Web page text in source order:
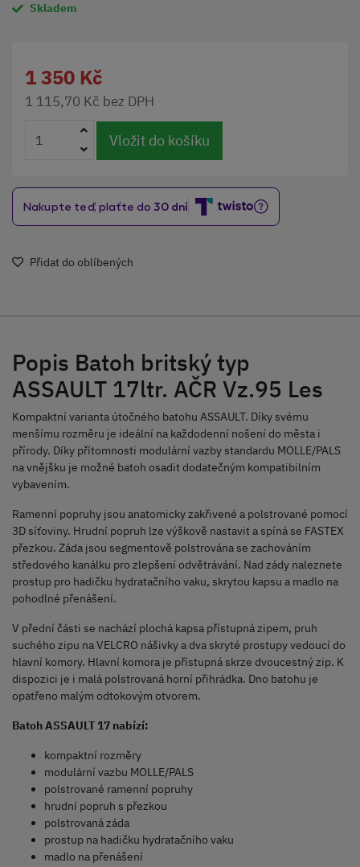
Skladem
1 350 Kč
1 115,70 Kč bez DPH
Vložit do košíku
Přidat do oblíbených
Popis Batoh britský typ
ASSAULT 17ltr. AČR Vz.95 Les
Kompaktní varianta útočného batohu ASSAULT. Díky svému
menšímu rozměru je ideální na každodenní nošení do města i
přírody. Díky přítomnosti modulární vazby standardu MOLLE/PALS
na vnějšku je možné batoh osadit dodatečným kompatibilním
vybavením.
Ramenní popruhy jsou anatomicky zakřivené a polstrované pomocí
3D síťoviny. Hrudní popruh lze výškově nastavit a spíná se FASTEX
přezkou. Záda jsou segmentově polstrována se zachováním
středového kanálku pro zlepšení odvětrávání. Nad zády naleznete
prostup pro hadičku hydratačního vaku, skrytou kapsu a madlo na
pohodlné přenášení.
V přední části se nachází plochá kapsa přístupná zipem, pruh
suchého zipu na VELCRO nášivky a dva skryté prostupy vedoucí do
hlavní komory. Hlavní komora je přístupná skrze dvoucestný zip. K
dispozici je i malá polstrovaná horní přihrádka. Dno batohu je
opatřeno malým odtokovým otvorem.
Batoh ASSAULT 17 nabízí:
kompaktní rozměry
modulární vazbu MOLLE/PALS
polstrované ramenní popruhy
hrudní popruh s přezkou
polstrovaná záda
prostup na hadičku hydratačního vaku
madlo na přenášení